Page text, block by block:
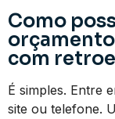
Como
com
É simples. Entre
site ou telefone.